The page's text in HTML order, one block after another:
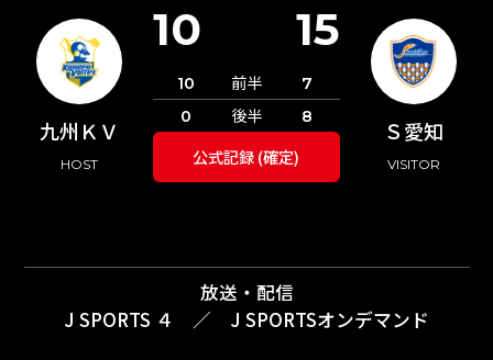
九州ＫＶ
HOST
Ｓ愛知
VISITOR
10 15
10 前半
7
0
後半 8
公式記録 (確定)
放送・配信
J SPORTS ４
／ J SPORTSオンデマンド